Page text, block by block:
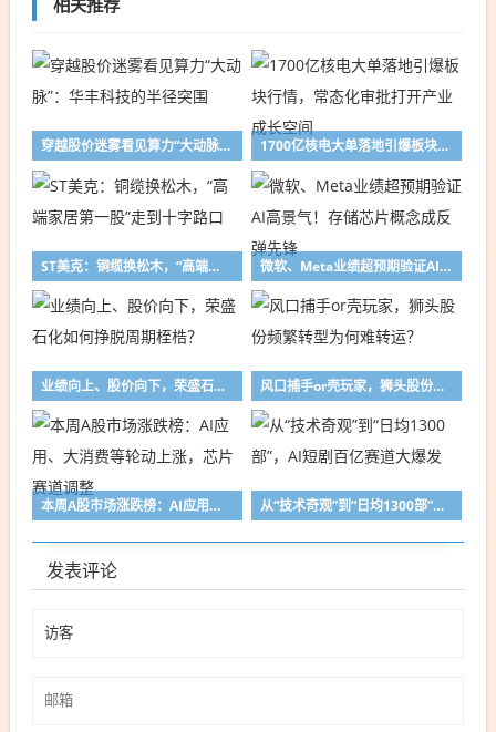
相关推荐
穿越股价迷雾看见算力“大动脉”：华丰科技的半径突围 1700亿核电大单落地引爆板块行情，常态化审批打开产业成长空间
ST美克：铜缆换松木，“高端家居第一股”走到十字路口 微软、Meta业绩超预期验证AI高景气！存储芯片概念成反弹先锋
业绩向上、股价向下，荣盛石化如何挣脱周期桎梏？ 风口捕手or壳玩家，狮头股份频繁转型为何难转运？
本周A股市场涨跌榜：AI应用、大消费等轮动上涨，芯片赛道调整 从“技术奇观”到“日均1300部”，AI短剧百亿赛道大爆发
发表评论